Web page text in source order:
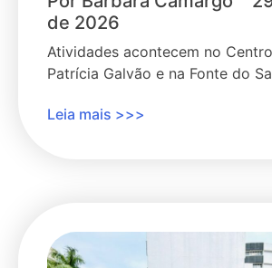
de 2026
Atividades acontecem no
Patrícia Galvão e na Fonte do
Leia mais >>>